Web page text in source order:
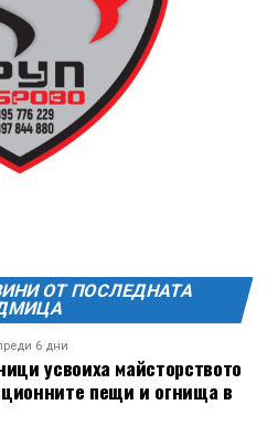
ОТ ПОСЛЕДНАТА
6 дни
усвоиха майсторството
пещи и огнища в